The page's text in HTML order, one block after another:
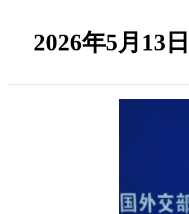
2026年5月13